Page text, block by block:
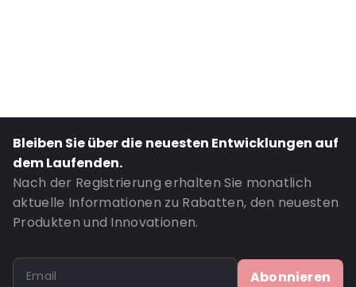
Bleiben Sie über die neuesten Entwicklungen auf
dem Laufenden.
Nach der Registrierung erhalten Sie monatlich
aktuelle Informationen zu Rabatten, den neuesten
Produkten und Innovationen.
Abonnieren